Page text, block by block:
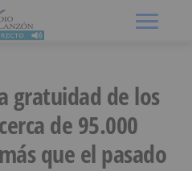
gratuidad de los
de 95.000
que el pasado